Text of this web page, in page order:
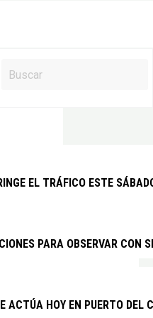
CONTINUOS CORTES DE LUZ
EL TRÁFICO ESTE
PARA OBSERVAR CON
ACTÚA HOY EN PUERTO DEL